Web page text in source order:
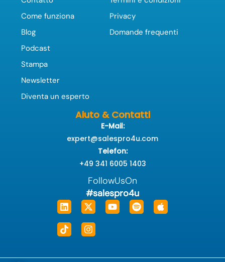
Come funziona
Blog
Podcast
Stampa
Newsletter
Diventa un esperto
Privacy
Domande frequenti
Aiuto & Contatti
E-Mail:
expert@salespro4u.com
Telefon:
+49 341 6005 1403
FollowUsOn
#salespro4u
Linkedin
X-
twitter
YoutubeSpotifyApple
TiktokInstagram